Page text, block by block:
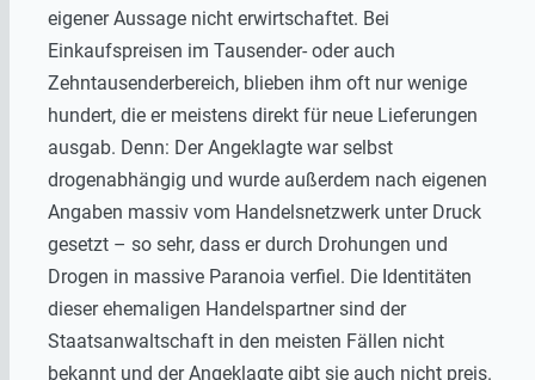
eigener Aussage nicht erwirtschaftet. Bei
Einkaufspreisen im Tausender- oder auch
Zehntausenderbereich, blieben ihm oft nur wenige
hundert, die er meistens direkt für neue Lieferungen
ausgab. Denn: Der Angeklagte war selbst
drogenabhängig und wurde außerdem nach eigenen
Angaben massiv vom Handelsnetzwerk unter Druck
gesetzt – so sehr, dass er durch Drohungen und
Drogen in massive Paranoia verfiel. Die Identitäten
dieser ehemaligen Handelspartner sind der
Staatsanwaltschaft in den meisten Fällen nicht
bekannt und der Angeklagte gibt sie auch nicht preis.